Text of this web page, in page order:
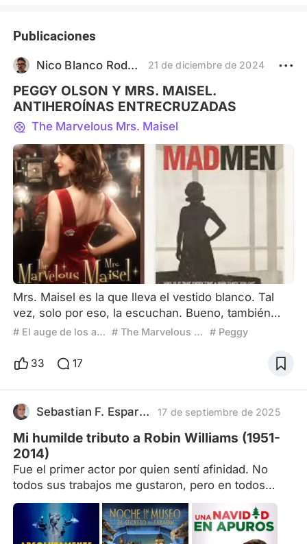
Publicaciones
Nico Blanco Rodríguez 21 de diciembre de 2024
PEGGY OLSON Y MRS. MAISEL.
ANTIHEROÍNAS ENTRECRUZADAS
The Marvelous Mrs. Maisel
Mrs. Maisel es la que lleva el vestido blanco. Tal
vez, solo por eso, la escuchan. Bueno, también
porque su padre pagó la fiesta. Es Nueva York,
clase media-alta, profesionales y empresarios.
universitario. Un círculo social más chismoso que
ortodoxo. Mrs. Maisel expone intimidades con
mucha gracia.
# El auge de los antihéroes # The Marvelous Mrs. Maisel # Peggy
33 17
Sebastian F. Esparza 17 de septiembre de 2025
Mi humilde tributo a Robin Williams (1951-
2014)
Fue el primer actor por quien sentí afinidad. No
todos sus trabajos me gustaron, pero en todos
ellos puso todo su profesionalismo; y a un artista
no se le puede pedir más que eso. Me hizo reir, me
hizo llorar, me hizo pensar y me mostró que el